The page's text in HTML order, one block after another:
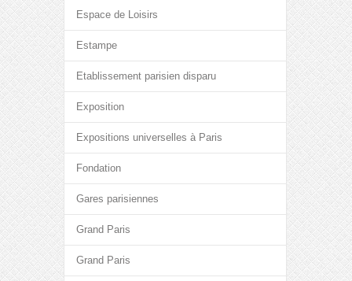
Espace de Loisirs
Estampe
Etablissement parisien disparu
Exposition
Expositions universelles à Paris
Fondation
Gares parisiennes
Grand Paris
Grand Paris